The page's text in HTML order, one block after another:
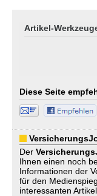
Artikel-
Diese Seite
Der
Ihnen einen noch
Informationen der
für den
interessanten